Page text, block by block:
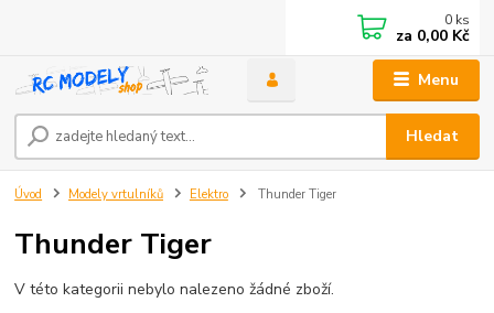
Menu
Hledat
0 ks
za 0,00 Kč
Úvod Modely vrtulníků Elektro Thunder Tiger
Thunder Tiger
V této kategorii nebylo nalezeno žádné zboží.